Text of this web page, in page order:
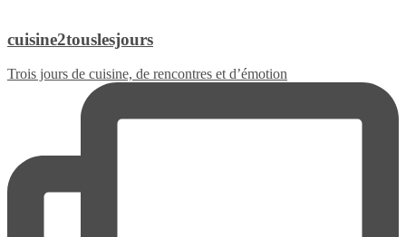
cuisine2touslesjours
Trois jours de cuisine, de rencontres et d’émotion